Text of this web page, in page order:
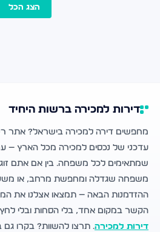
הצג הכל
דירות למכירה ברשות היחיד
מחפשים דירה למכירה בישראל? אתר
עדכני של נכסים למכירה מכל הארץ —
שמתאימים לכל משפחה. בין אם אתם
משפחה שגדלה ומחפשת מרחב, או
ההזדמנות הבאה — תמצאו אצלנו את
הקשר במקום אחד, בלי הסחות ובלי
דירות למכירה. תרצו להשוות? בקרו גם